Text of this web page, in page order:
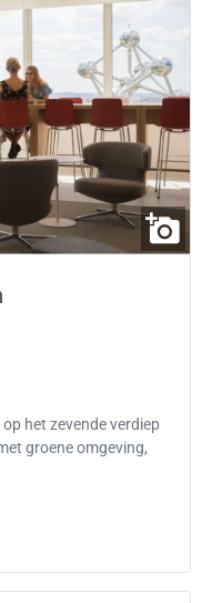
het zevende verdiep
groene omgeving,